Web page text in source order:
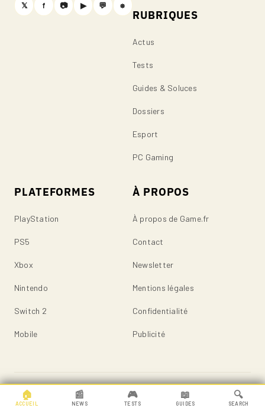
𝕏 f 📷 ▶ 💬 ⎈
RUBRIQUES
Actus
Tests
Guides & Soluces
Dossiers
Esport
PC Gaming
PLATEFORMES
PlayStation
PS5
Xbox
Nintendo
Switch 2
Mobile
À PROPOS
À propos de Game.fr
Contact
Newsletter
Mentions légales
Confidentialité
Publicité
© 2026 Game.fr — Tous droits réservés.
🏠
ACCUEIL
📰
NEWS
🎮
TESTS
📖
GUIDES
🔍
SEARCH